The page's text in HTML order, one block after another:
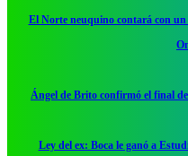
El Norte neuquino contará con
Ángel de Brito confirmó el final
Ley del ex: Boca le ganó a